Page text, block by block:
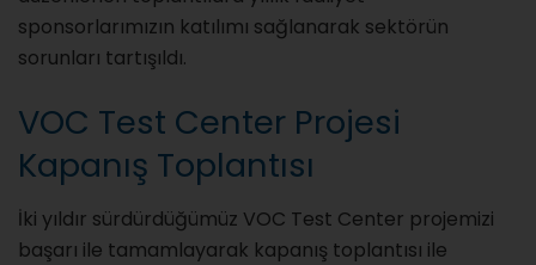
sponsorlarımızın katılımı sağlanarak sektörün
sorunları tartışıldı.
VOC Test Center Projesi
Kapanış Toplantısı
İki yıldır sürdürdüğümüz VOC Test Center projemizi
başarı ile tamamlayarak kapanış toplantısı ile